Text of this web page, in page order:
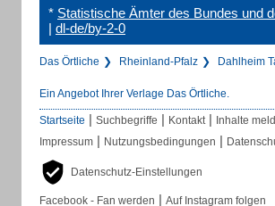
* Statistische Ämter des Bundes und
| dl-de/by-2-0
Das Örtliche Rheinland-Pfalz Dahlheim
Ein Angebot Ihrer Verlage Das Örtliche.
Startseite | Suchbegriffe | Kontakt | Inhalte
Impressum | Nutzungsbedingungen |
Datenschutz-Einstellungen
Facebook - Fan werden | Auf Instagram folgen